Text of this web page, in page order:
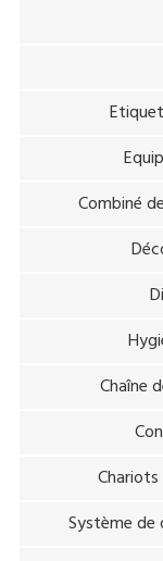
Combiné
Chaîne
Système de